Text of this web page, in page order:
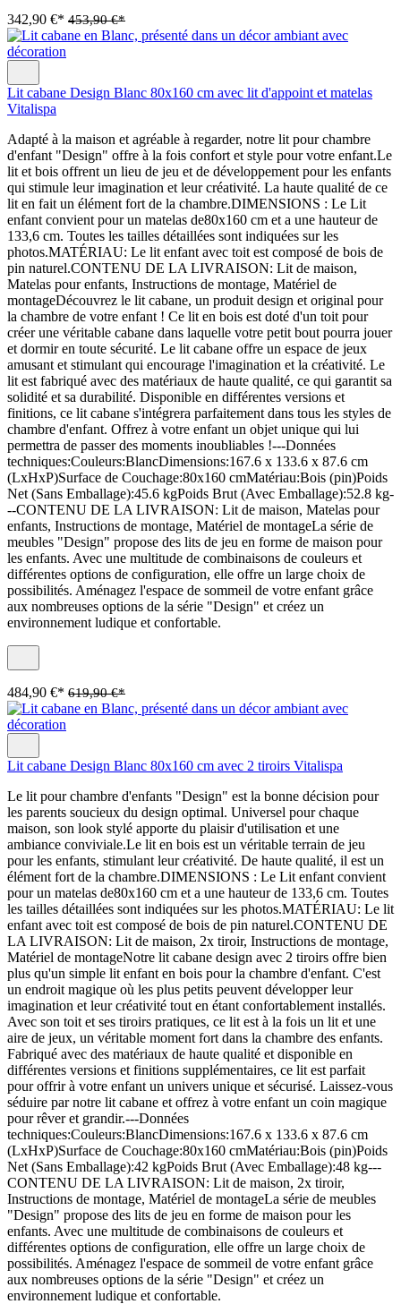
342,90 €* 453,90 €*
Lit cabane Design Blanc 80x160 cm avec lit d'appoint et matelas
Vitalispa
Adapté à la maison et agréable à regarder, notre lit pour chambre
d'enfant "Design" offre à la fois confort et style pour votre enfant.Le
lit et bois offrent un lieu de jeu et de développement pour les enfants
qui stimule leur imagination et leur créativité. La haute qualité de ce
lit en fait un élément fort de la chambre.DIMENSIONS : Le Lit
enfant convient pour un matelas de80x160 cm et a une hauteur de
133,6 cm. Toutes les tailles détaillées sont indiquées sur les
photos.MATÉRIAU: Le lit enfant avec toit est composé de bois de
pin naturel.CONTENU DE LA LIVRAISON: Lit de maison,
Matelas pour enfants, Instructions de montage, Matériel de
montageDécouvrez le lit cabane, un produit design et original pour
la chambre de votre enfant ! Ce lit en bois est doté d'un toit pour
créer une véritable cabane dans laquelle votre petit bout pourra jouer
et dormir en toute sécurité. Le lit cabane offre un espace de jeux
amusant et stimulant qui encourage l'imagination et la créativité. Le
lit est fabriqué avec des matériaux de haute qualité, ce qui garantit sa
solidité et sa durabilité. Disponible en différentes versions et
finitions, ce lit cabane s'intégrera parfaitement dans tous les styles de
chambre d'enfant. Offrez à votre enfant un objet unique qui lui
permettra de passer des moments inoubliables !---Données
techniques:Couleurs:BlancDimensions:167.6 x 133.6 x 87.6 cm
(LxHxP)Surface de Couchage:80x160 cmMatériau:Bois (pin)Poids
Net (Sans Emballage):45.6 kgPoids Brut (Avec Emballage):52.8 kg-
--CONTENU DE LA LIVRAISON: Lit de maison, Matelas pour
enfants, Instructions de montage, Matériel de montageLa série de
meubles "Design" propose des lits de jeu en forme de maison pour
les enfants. Avec une multitude de combinaisons de couleurs et
différentes options de configuration, elle offre un large choix de
possibilités. Aménagez l'espace de sommeil de votre enfant grâce
aux nombreuses options de la série "Design" et créez un
environnement ludique et confortable.
484,90 €* 619,90 €*
Lit cabane Design Blanc 80x160 cm avec 2 tiroirs Vitalispa
Le lit pour chambre d'enfants "Design" est la bonne décision pour
les parents soucieux du design optimal. Universel pour chaque
maison, son look stylé apporte du plaisir d'utilisation et une
ambiance conviviale.Le lit en bois est un véritable terrain de jeu
pour les enfants, stimulant leur créativité. De haute qualité, il est un
élément fort de la chambre.DIMENSIONS : Le Lit enfant convient
pour un matelas de80x160 cm et a une hauteur de 133,6 cm. Toutes
les tailles détaillées sont indiquées sur les photos.MATÉRIAU: Le lit
enfant avec toit est composé de bois de pin naturel.CONTENU DE
LA LIVRAISON: Lit de maison, 2x tiroir, Instructions de montage,
Matériel de montageNotre lit cabane design avec 2 tiroirs offre bien
plus qu'un simple lit enfant en bois pour la chambre d'enfant. C'est
un endroit magique où les plus petits peuvent développer leur
imagination et leur créativité tout en étant confortablement installés.
Avec son toit et ses tiroirs pratiques, ce lit est à la fois un lit et une
aire de jeux, un véritable moment fort dans la chambre des enfants.
Fabriqué avec des matériaux de haute qualité et disponible en
différentes versions et finitions supplémentaires, ce lit est parfait
pour offrir à votre enfant un univers unique et sécurisé. Laissez-vous
séduire par notre lit cabane et offrez à votre enfant un coin magique
pour rêver et grandir.---Données
techniques:Couleurs:BlancDimensions:167.6 x 133.6 x 87.6 cm
(LxHxP)Surface de Couchage:80x160 cmMatériau:Bois (pin)Poids
Net (Sans Emballage):42 kgPoids Brut (Avec Emballage):48 kg---
CONTENU DE LA LIVRAISON: Lit de maison, 2x tiroir,
Instructions de montage, Matériel de montageLa série de meubles
"Design" propose des lits de jeu en forme de maison pour les
enfants. Avec une multitude de combinaisons de couleurs et
différentes options de configuration, elle offre un large choix de
possibilités. Aménagez l'espace de sommeil de votre enfant grâce
aux nombreuses options de la série "Design" et créez un
environnement ludique et confortable.